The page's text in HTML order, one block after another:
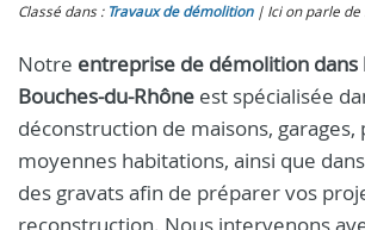
Classé dans : Travaux de démolition Ici on parle de
Notre entreprise de démolition dans
Bouches-du-Rhône est spécialisée
déconstruction de maisons, garages,
moyennes habitations, ainsi que
des gravats afin de préparer vos
reconstruction. Nous intervenons